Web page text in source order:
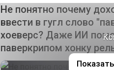
Не понятно почему
ввести в гугл слово
хоеверс? Даже ИИ
паверкрипом хонку
Показать